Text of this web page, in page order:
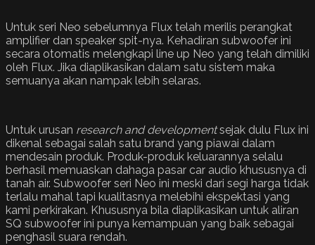
Untuk seri Neo sebelumnya Flux telah merilis perangkat
amplifier dan speaker spit-nya. Kehadiran subwoofer ini
secara otomatis melengkapi line up Neo yang telah dimiliki
oleh Flux. Jika diaplikasikan dalam satu sistem maka
semuanya akan nampak lebih selaras.
Untuk urusan research and developmentsejak dulu Flux ini
dikenal sebagai salah satu brand yang piawai dalam
mendesain produk. Produk-produk keluarannya selalu
berhasil memuaskan dahaga pasar car audio khususnya di
tanah air. Subwoofer seri Neo ini meski dari segi harga tidak
terlalu mahal tapi kualitasnya melebihi ekspektasi yang
kami perkirakan. Khususnya bila diaplikasikan untuk aliran
SQ subwoofer ini punya kemampuan yang baik sebagai
penghasil suara rendah.